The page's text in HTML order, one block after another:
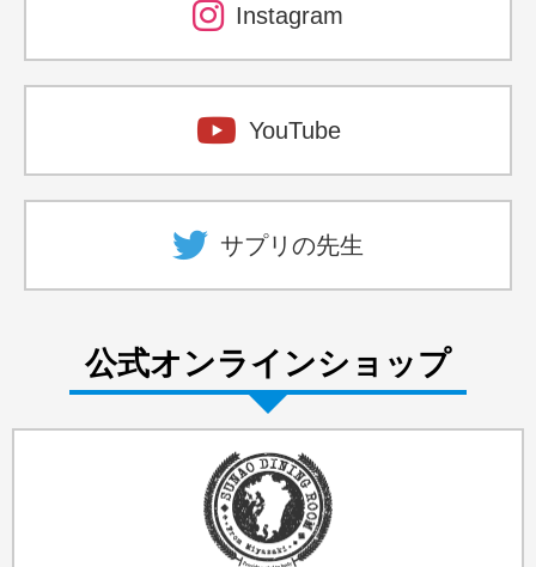
Instagram
YouTube
サプリの先生
公式オンラインショップ